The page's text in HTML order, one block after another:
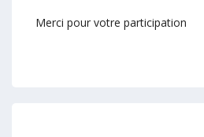
Merci pour votre participation